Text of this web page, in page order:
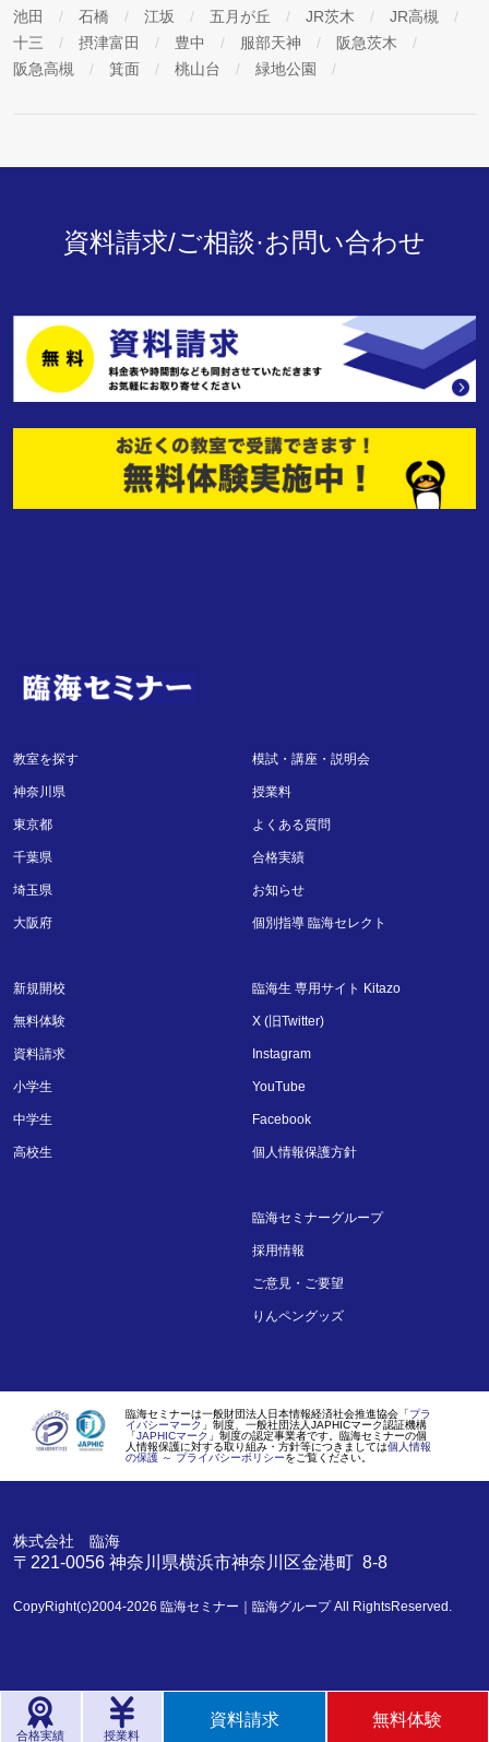
池田 石橋 江坂 五月が丘 JR茨木
JR高槻
十三
摂津富田 豊中 服部天神
阪急茨木
阪急高槻
箕面 桃山台 緑地公園
資料請求/ご相談·お問い合わせ
教室を探す
神奈川県
東京都
千葉県
埼玉県
大阪府
新規開校
無料体験
資料請求
小学生
中学生
高校生
模試・講座・説明会
授業料
よくある質問
合格実績
お知らせ
個別指導 臨海セレクト
臨海生 専用サイト Kitazo
X (旧Twitter)
Instagram
YouTube
Facebook
個人情報保護方針
臨海セミナーグループ
採用情報
ご意見・ご要望
りんペングッズ
臨海セミナーは一般財団法人日本情報経済社会推進協会「プラ
イバシーマーク 」制度、一般社団法人JAPHICマーク認証機構
「JAPHICマーク 」制度の認定事業者です。臨海セミナーの個
人情報保護に対する取り組み・方針等につきましては個人情報
の保護 ～ プライバシーポリシーをご覧ください。
株式会社 臨海
〒221-0056 神奈川県横浜市神奈川区金港町 8-8
CopyRight(c)2004-2026 臨海セミナー｜臨海グループAll RightsReserved.
合格実績 授業料
資料請求 無料体験